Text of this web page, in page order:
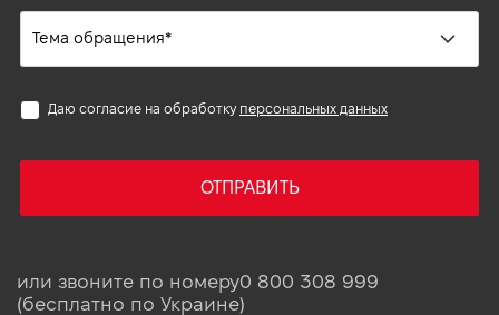
Даю согласие на обработку персональных данных
ОТПРАВИТЬ
или звоните по номеру0 800 308 999
(бесплатно по Украине)